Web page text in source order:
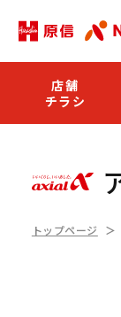
店舗
チラシ
トップページ